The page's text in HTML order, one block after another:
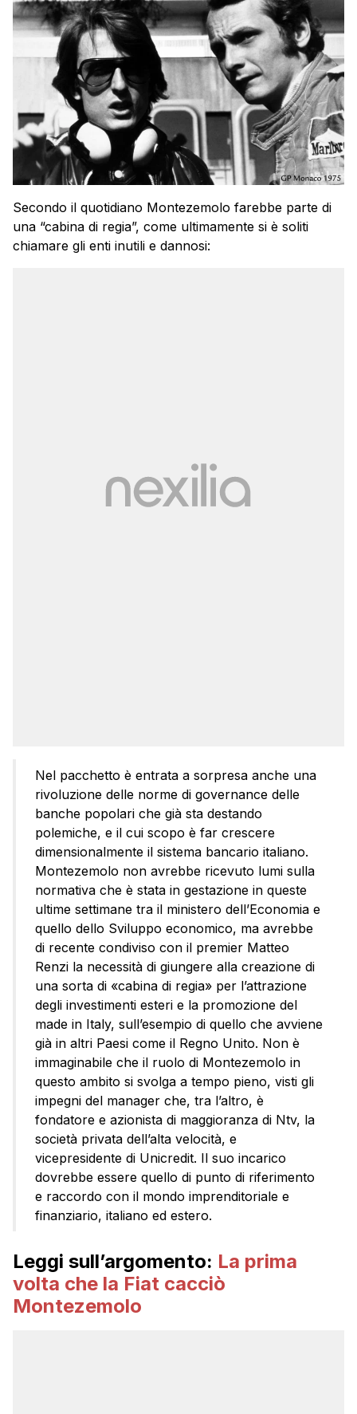
Secondo il quotidiano Montezemolo farebbe parte di
una “cabina di regia”, come ultimamente si è soliti
chiamare gli enti inutili e dannosi:
Nel pacchetto è entrata a sorpresa anche una
rivoluzione delle norme di governance delle
banche popolari che già sta destando
polemiche, e il cui scopo è far crescere
dimensionalmente il sistema bancario italiano.
Montezemolo non avrebbe ricevuto lumi sulla
normativa che è stata in gestazione in queste
ultime settimane tra il ministero dell’Economia e
quello dello Sviluppo economico, ma avrebbe
di recente condiviso con il premier Matteo
Renzi la necessità di giungere alla creazione di
una sorta di «cabina di regia» per l’attrazione
degli investimenti esteri e la promozione del
made in Italy, sull’esempio di quello che avviene
già in altri Paesi come il Regno Unito. Non è
immaginabile che il ruolo di Montezemolo in
questo ambito si svolga a tempo pieno, visti gli
impegni del manager che, tra l’altro, è
fondatore e azionista di maggioranza di Ntv, la
società privata dell’alta velocità, e
vicepresidente di Unicredit. Il suo incarico
dovrebbe essere quello di punto di riferimento
e raccordo con il mondo imprenditoriale e
finanziario, italiano ed estero.
Leggi sull’argomento: La prima
volta che la Fiat cacciò
Montezemolo